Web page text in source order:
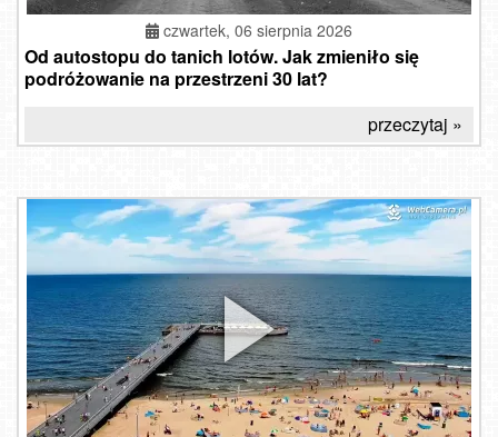
czwartek, 06 sierpnia 2026
Od autostopu do tanich lotów. Jak zmieniło się
podróżowanie na przestrzeni 30 lat?
przeczytaj »